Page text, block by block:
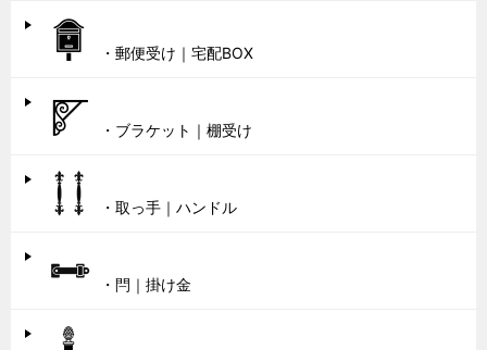
・郵便受け｜宅配BOX
・ブラケット｜棚受け
・取っ手｜ハンドル
・閂｜掛け金